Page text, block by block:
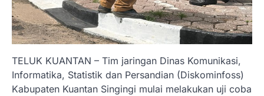
TELUK KUANTAN – Tim jaringan Dinas Komunikasi,
Informatika, Statistik dan Persandian (Diskominfoss)
Kabupaten Kuantan Singingi mulai melakukan uji coba